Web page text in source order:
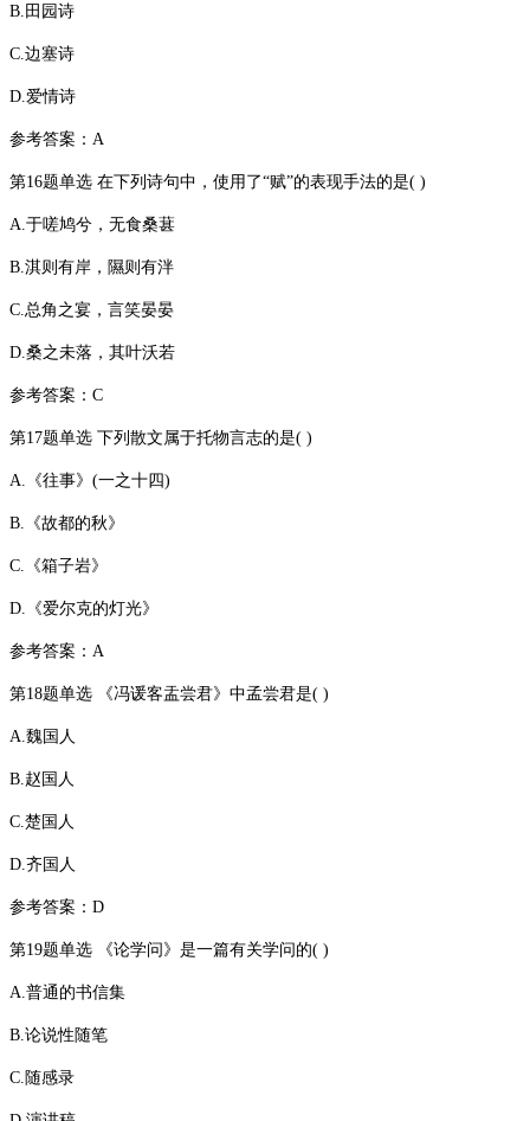
B.田园诗
C.边塞诗
D.爱情诗
参考答案：A
第16题单选 在下列诗句中，使用了“赋”的表现手法的是( )
A.于嗟鸠兮，无食桑葚
B.淇则有岸，隰则有泮
C.总角之宴，言笑晏晏
D.桑之未落，其叶沃若
参考答案：C
第17题单选 下列散文属于托物言志的是( )
A.《往事》(一之十四)
B.《故都的秋》
C.《箱子岩》
D.《爱尔克的灯光》
参考答案：A
第18题单选 《冯谖客盂尝君》中孟尝君是( )
A.魏国人
B.赵国人
C.楚国人
D.齐国人
参考答案：D
第19题单选 《论学问》是一篇有关学问的( )
A.普通的书信集
B.论说性随笔
C.随感录